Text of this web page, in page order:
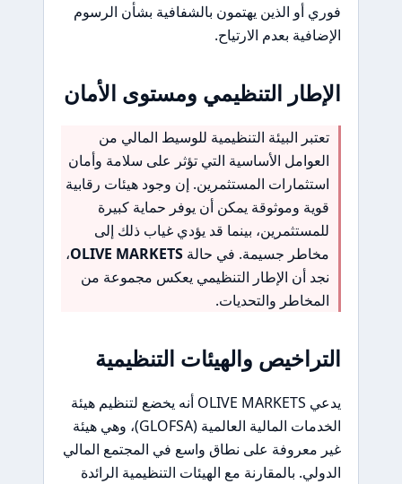
فوري أو الذين يهتمون بالشفافية بشأن الرسوم
الإضافية بعدم الارتياح.
الإطار التنظيمي ومستوى الأمان
تعتبر البيئة التنظيمية للوسيط المالي من
العوامل الأساسية التي تؤثر على سلامة وأمان
استثمارات المستثمرين. إن وجود هيئات رقابية
قوية وموثوقة يمكن أن يوفر حماية كبيرة
للمستثمرين، بينما قد يؤدي غياب ذلك إلى
مخاطر جسيمة. في حالة OLIVE MARKETS،
نجد أن الإطار التنظيمي يعكس مجموعة من
المخاطر والتحديات.
التراخيص والهيئات التنظيمية
يدعي OLIVE MARKETS أنه يخضع لتنظيم هيئة
الخدمات المالية العالمية (GLOFSA)، وهي هيئة
غير معروفة على نطاق واسع في المجتمع المالي
الدولي. بالمقارنة مع الهيئات التنظيمية الرائدة